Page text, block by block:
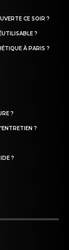
CE SOIR ?
?
À PARIS ?
?
?
?